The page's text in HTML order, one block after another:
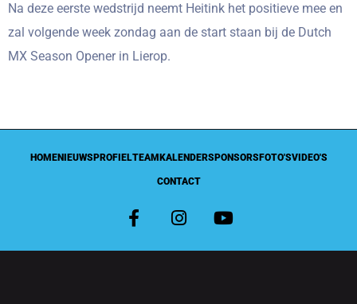
Na deze eerste wedstrijd neemt Heitink het positieve mee en
zal volgende week zondag aan de start staan bij de Dutch
MX Season Opener in Lierop.
HOMENIEUWS PROFIELTEAM KALENDERSPONSORS FOTO'SVIDEO'S
CONTACT